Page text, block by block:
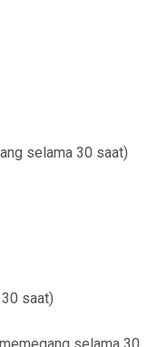
selama 30 saat)
saat)
selama 30